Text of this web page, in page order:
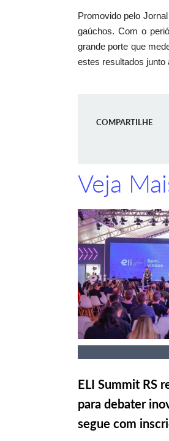
Promovido pelo
gaúchos. Com o
grande porte que
estes resultados
COMPARTILHE
Veja
ELI Summit RS
para debater
segue com